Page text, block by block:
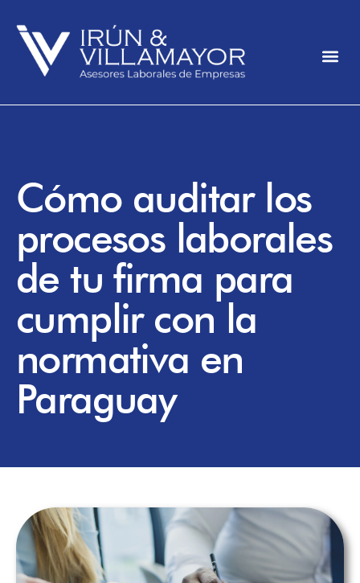
Cómo auditar los
procesos laborales
de tu firma para
cumplir con la
normativa en
Paraguay